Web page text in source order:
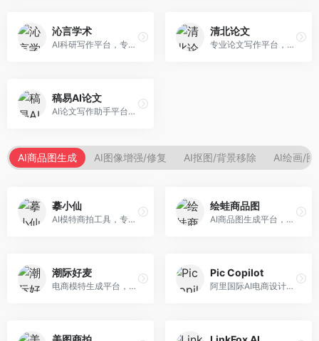
沁言学术
AI科研写作平台，专注于学术研究辅助。面向研究生和科研工作者，提供文献分析、研究方法指导、论文撰写等服务，学术资源丰富，研究支持全面。
清北论文
专业论文写作平台，依托高校学术资源。面向本科生和研究生，提供论文指导、写作辅助、查重检测等服务，学术规范性强，适合追求高质量论文的用户。
稿易AI论文
AI论文写作助手平台，提供智能化学术写作支持。面向高校学生，支持多种论文类型生成，提供参考文献管理和格式规范服务，操作流程简单。
AI商品图生成 AI图像增强/修复 AI抠图/背景移除 AI绘画/图
摹小仙
AI模特商拍工具，专注于服装电商。面向服装电商卖家，提供虚拟模特试穿、商品展示图生成等服务，模特形象多样，拍摄成本低。
绘蛙商品图
AI商品图生成平台，支持模特换装和场景生成。面向电商卖家，提供商品上身效果展示、场景化商品图生成等服务，电商营销效果显著。
潮际好麦
电商模特生成平台，支持AI虚拟模特创作。面向服装和配饰电商，提供模特试穿、商品展示、营销素材生成等服务，模特形象可定制。
Pic Copilot
阿里国际AI电商设计工具，专注于跨境电商。面向跨境电商卖家，提供商品图优化、营销海报生成、多语言适配等服务，海外市场适配性强。